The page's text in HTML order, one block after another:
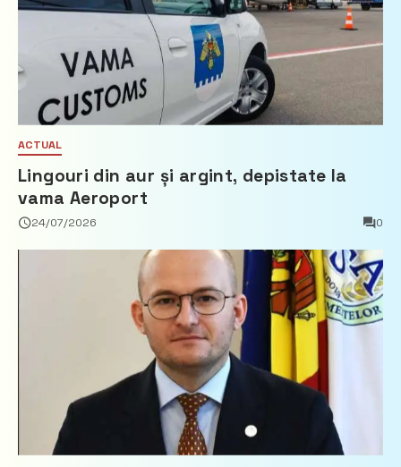
ACTUAL
Lingouri din aur și argint, depistate la
vama Aeroport
24/07/2026 0